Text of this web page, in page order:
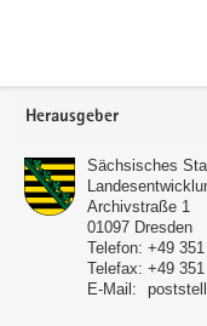
Footer-
Herausgeber
Sächsisches
Archivstraße 1
01097 Dresden
Telefon: +49
Telefax: +49
E-Mail: